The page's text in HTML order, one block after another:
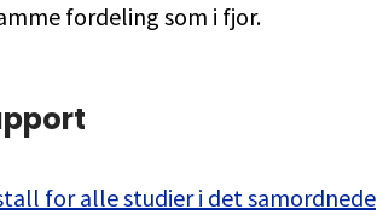
fordeling som i fjor.
for alle studier i det samordnede